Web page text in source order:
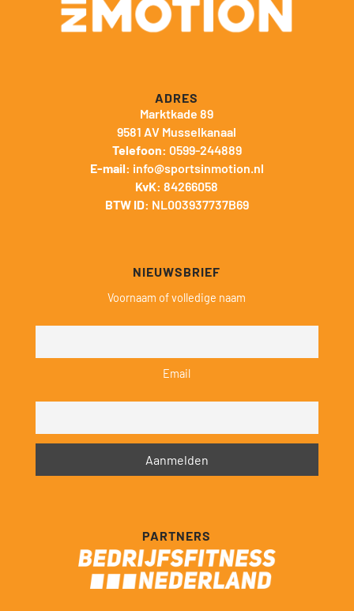
ADRES
Marktkade 89
9581 AV Musselkanaal
Telefoon: 0599-244889
E-mail: info@sportsinmotion.nl
KvK: 84266058
BTW ID: NL003937737B69
NIEUWSBRIEF
Voornaam of volledige naam
Email
PARTNERS